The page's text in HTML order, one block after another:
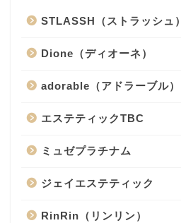
STLASSH（ストラッシュ）
Dione（ディオーネ）
adorable（アドラーブル）
エステティックTBC
ミュゼプラチナム
ジェイエステティック
RinRin（リンリン）